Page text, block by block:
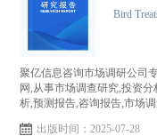
Bird
聚亿信息咨询市场调研公司
网,从事市场调查研究,投资
析,预测报告,咨询报告,市场
出版时间：2025-07-28